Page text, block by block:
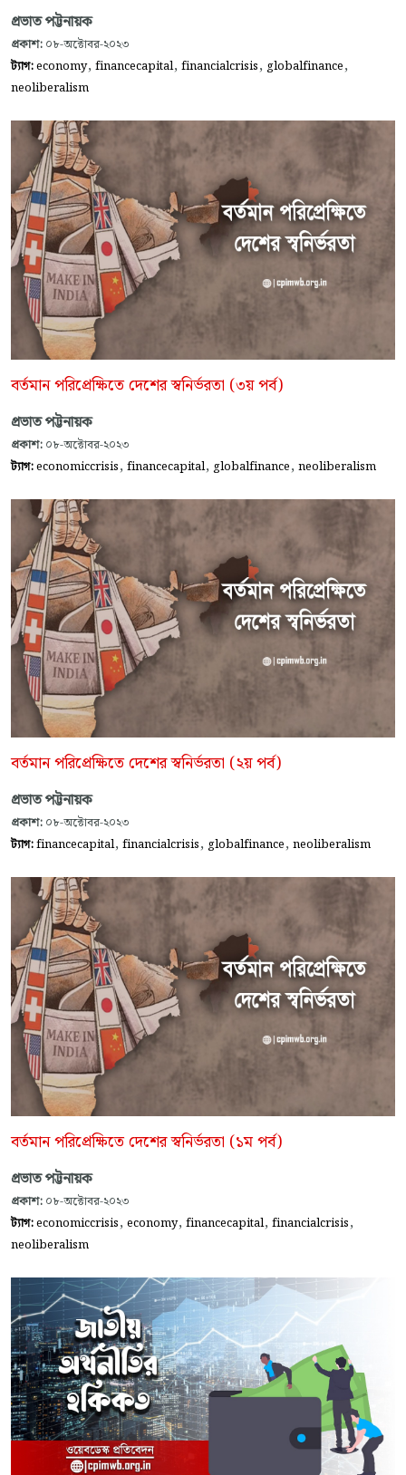
প্রভাত পট্টনায়ক
প্রকাশ: ০৮-অক্টোবর-২০২৩
ট্যাগ:economy, financecapital, financialcrisis, globalfinance,
neoliberalism
বর্তমান পরিপ্রেক্ষিতে দেশের স্বনির্ভরতা (৩য় পর্ব)
প্রভাত পট্টনায়ক
প্রকাশ: ০৮-অক্টোবর-২০২৩
ট্যাগ:economiccrisis, financecapital, globalfinance, neoliberalism
বর্তমান পরিপ্রেক্ষিতে দেশের স্বনির্ভরতা (২য় পর্ব)
প্রভাত পট্টনায়ক
প্রকাশ: ০৮-অক্টোবর-২০২৩
ট্যাগ:financecapital, financialcrisis, globalfinance, neoliberalism
বর্তমান পরিপ্রেক্ষিতে দেশের স্বনির্ভরতা (১ম পর্ব)
প্রভাত পট্টনায়ক
প্রকাশ: ০৮-অক্টোবর-২০২৩
ট্যাগ:economiccrisis, economy, financecapital, financialcrisis,
neoliberalism